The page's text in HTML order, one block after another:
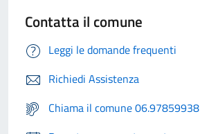
Contatta il comune
Leggi le domande frequenti
Richiedi Assistenza
Chiama il comune 06.97859938